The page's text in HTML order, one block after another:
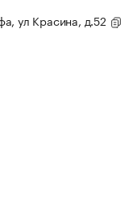
ул Красина, д.52